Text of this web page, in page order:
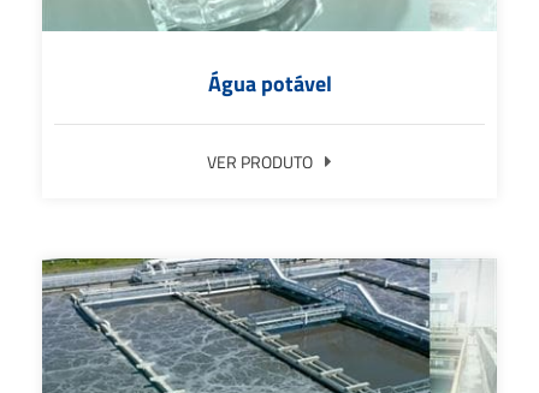
Água potável
VER PRODUTO